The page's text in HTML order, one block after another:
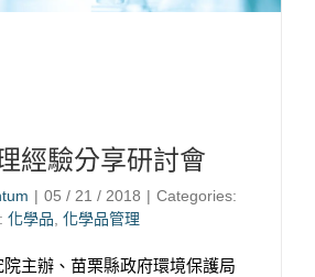
經驗分享研討會
| 05 / 21 / 2018 | Categories:
化學品, 化學品管理
主辦、苗栗縣政府環境保護局